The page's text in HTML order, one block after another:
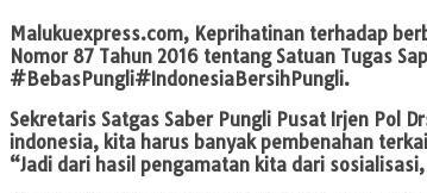
Malukuexpress.com, Keprihatinan terhadap
Nomor 87 Tahun 2016 tentang Satuan Tugas
#BebasPungli#IndonesiaBersihPungli.
Sekretaris Satgas Saber Pungli Pusat Irjen Pol
indonesia, kita harus banyak pembenahan
“Jadi dari hasil pengamatan kita dari